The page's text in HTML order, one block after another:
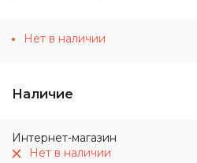
Нет в наличии
Наличие
Интернет-магазин
Нет в наличии